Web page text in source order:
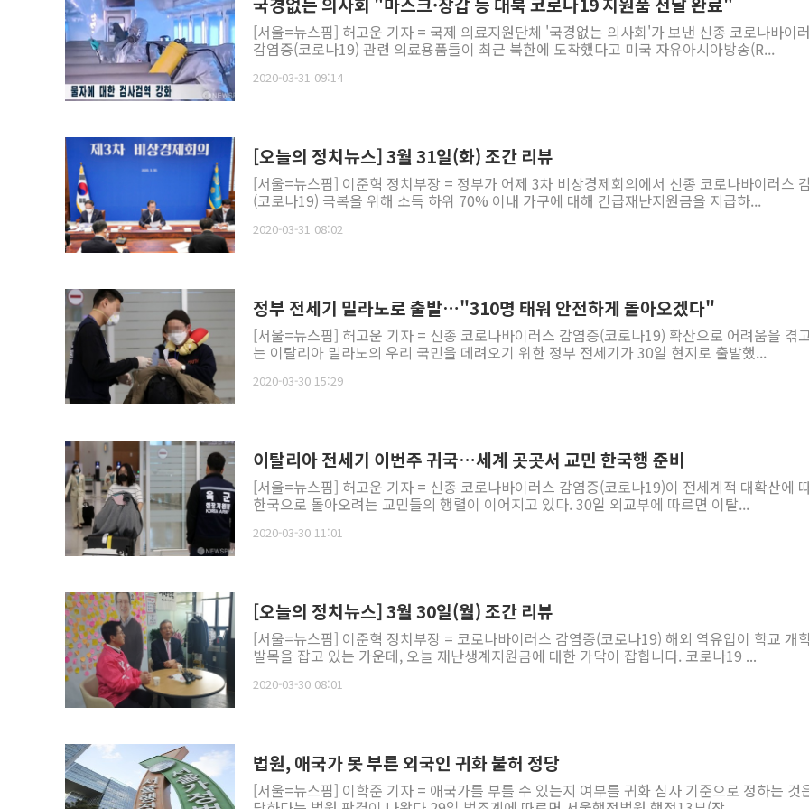
[서울=뉴스핌] 허고운 기자 = 국제 의료지원단체 '국경없는 의사회'가 보낸 신종 코로나바이
감염증(코로나19) 관련 의료용품들이 최근 북한에 도착했다고 미국 자유아시아방송(R...
2020-03-31 09:14
[오늘의 정치뉴스] 3월 31일(화) 조간 리뷰
[서울=뉴스핌] 이준혁 정치부장 = 정부가 어제 3차 비상경제회의에서 신종 코로나바이러스
(코로나19) 극복을 위해 소득 하위 70% 이내 가구에 대해 긴급재난지원금을 지급하...
2020-03-31 08:02
정부 전세기 밀라노로 출발…"310명 태워 안전하게 돌아오겠다"
[서울=뉴스핌] 허고운 기자 = 신종 코로나바이러스 감염증(코로나19) 확산으로 어려움을 겪
는 이탈리아 밀라노의 우리 국민을 데려오기 위한 정부 전세기가 30일 현지로 출발했...
2020-03-30 15:29
이탈리아 전세기 이번주 귀국…세계 곳곳서 교민 한국행 준비
[서울=뉴스핌] 허고운 기자 = 신종 코로나바이러스 감염증(코로나19)이 전세계적 대확산에
한국으로 돌아오려는 교민들의 행렬이 이어지고 있다. 30일 외교부에 따르면 이탈...
2020-03-30 11:01
[오늘의 정치뉴스] 3월 30일(월) 조간 리뷰
[서울=뉴스핌] 이준혁 정치부장 = 코로나바이러스 감염증(코로나19) 해외 역유입이 학교 개
발목을 잡고 있는 가운데, 오늘 재난생계지원금에 대한 가닥이 잡힙니다. 코로나19 ...
2020-03-30 08:01
법원, 애국가 못 부른 외국인 귀화 불허 정당
[서울=뉴스핌] 이학준 기자 = 애국가를 부를 수 있는지 여부를 귀화 심사 기준으로 정하는 것